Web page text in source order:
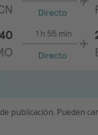
publicación. Pueden